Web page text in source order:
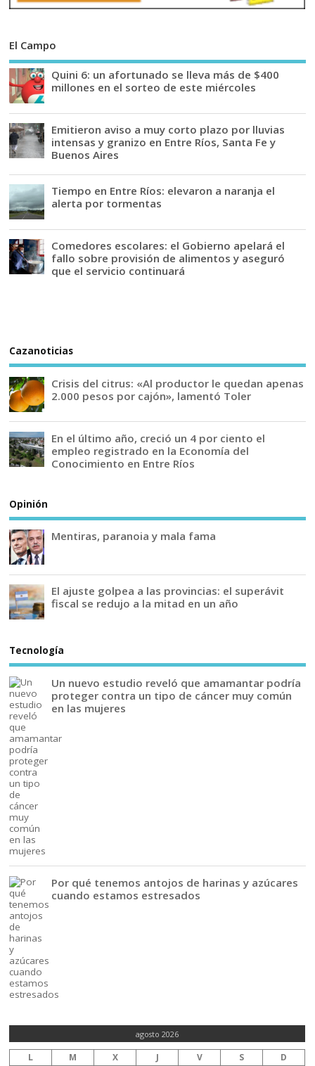
El Campo
Quini 6: un afortunado se lleva más de $400
millones en el sorteo de este miércoles
Emitieron aviso a muy corto plazo por lluvias
intensas y granizo en Entre Ríos, Santa Fe y
Buenos Aires
Tiempo en Entre Ríos: elevaron a naranja el
alerta por tormentas
Comedores escolares: el Gobierno apelará el
fallo sobre provisión de alimentos y aseguró
que el servicio continuará
Cazanoticias
Crisis del citrus: «Al productor le quedan apenas
2.000 pesos por cajón», lamentó Toler
En el último año, creció un 4 por ciento el
empleo registrado en la Economía del
Conocimiento en Entre Ríos
Opinión
Mentiras, paranoia y mala fama
El ajuste golpea a las provincias: el superávit
fiscal se redujo a la mitad en un año
Tecnología
Un nuevo estudio reveló que amamantar podría
proteger contra un tipo de cáncer muy común
en las mujeres
Por qué tenemos antojos de harinas y azúcares
cuando estamos estresados
agosto 2026
L M X J V S D